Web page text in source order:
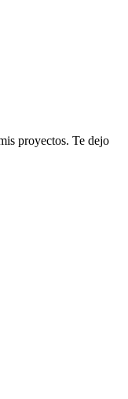
proyectos. Te dejo